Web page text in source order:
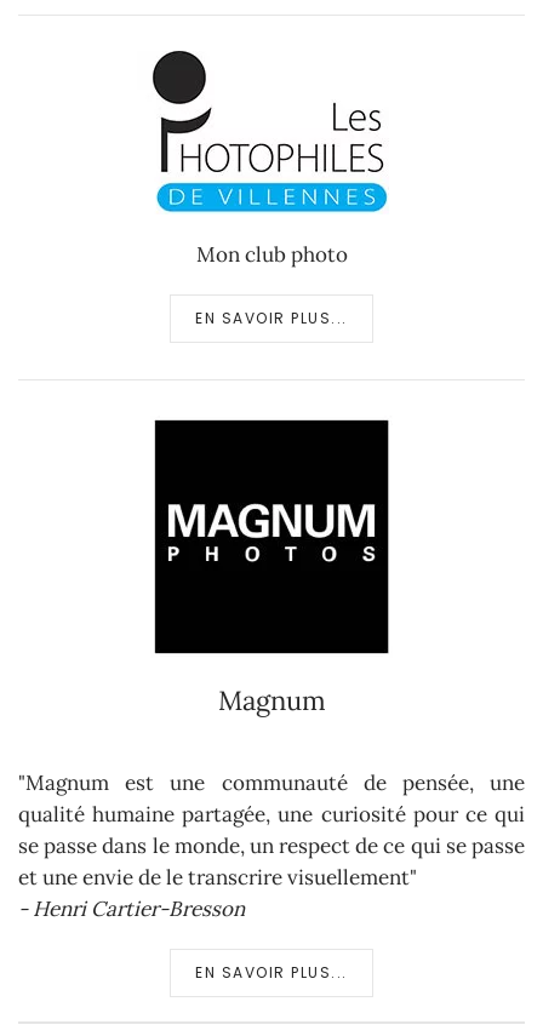
Mon club photo
EN SAVOIR PLUS...
Magnum
"Magnum est une communauté de pensée, une
qualité humaine partagée, une curiosité pour ce qui
se passe dans le monde, un respect de ce qui se passe
et une envie de le transcrire visuellement"
- Henri Cartier-Bresson
EN SAVOIR PLUS...